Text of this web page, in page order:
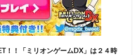
！！「ミリオンゲームDX」は２４時